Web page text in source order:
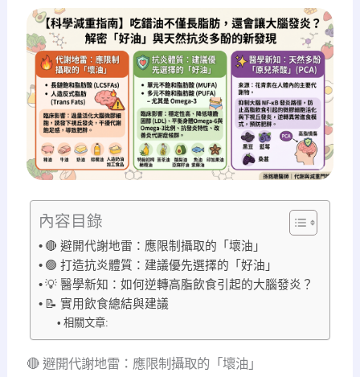
內容目錄
🔴 避開代謝地雷：應限制攝取的「壞油」
🟢 打造抗炎體質：建議優先選擇的「好油」
💡 醫學新知：如何逆轉高脂飲食引起的大腦發炎？
📝 實用飲食總結與建議
相關文章:
🔴 避開代謝地雷：應限制攝取的「壞油」